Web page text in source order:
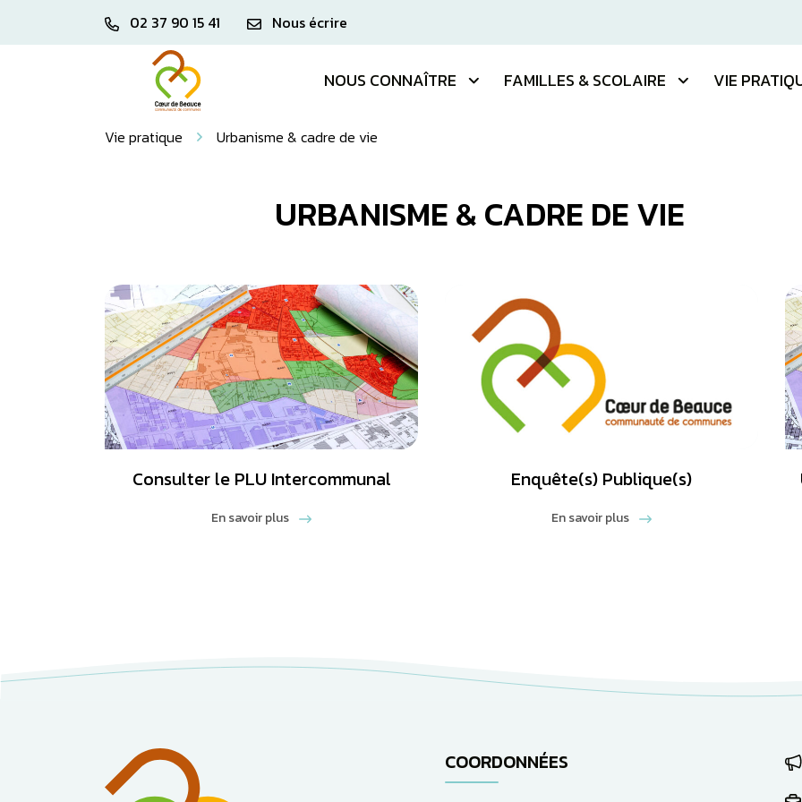
02 37 90 15 41 Nous écrire
NOUS CONNAÎTRE FAMILLES & SCOLAIRE VIE
Vie pratique Urbanisme & cadre de vie
URBANISME & CADRE DE VIE
Consulter le PLU Intercommunal
En savoir plus
Enquête(s) Publique(s)
En savoir plus
COORDONNÉES